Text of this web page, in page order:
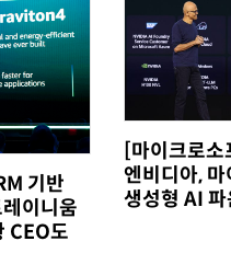
기반
레이니움
CEO도
[마이크로
엔비디아, 마
생성형 AI